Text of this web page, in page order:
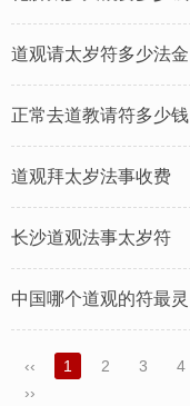
道观请太岁符多少法金
正常去道教请符多少钱
道观拜太岁法事收费
长沙道观法事太岁符
中国哪个道观的符最灵
‹‹ 1 2 3 4
››